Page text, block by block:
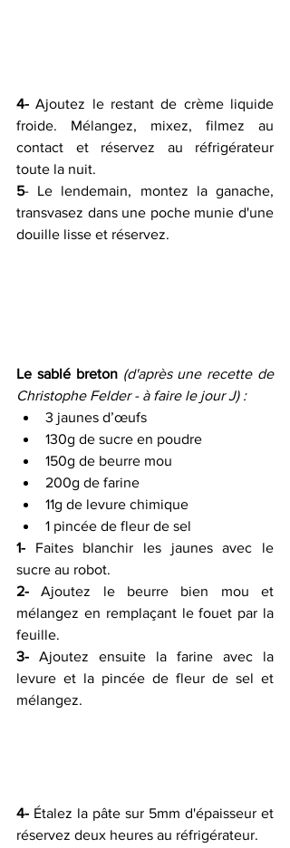
4- Ajoutez le restant de crème liquide
froide. Mélangez, mixez, filmez au
contact et réservez au réfrigérateur
toute la nuit.
5- Le lendemain, montez la ganache,
transvasez dans une poche munie d'une
douille lisse et réservez.
Le sablé breton (d'après une recette de
Christophe Felder - à faire le jour J) :
3 jaunes d’œufs
130g de sucre en poudre
150g de beurre mou
200g de farine
11g de levure chimique
1 pincée de fleur de sel
1- Faites blanchir les jaunes avec le
sucre au robot.
2- Ajoutez le beurre bien mou et
mélangez en remplaçant le fouet par la
feuille.
3- Ajoutez ensuite la farine avec la
levure et la pincée de fleur de sel et
mélangez.
4- Étalez la pâte sur 5mm d'épaisseur et
réservez deux heures au réfrigérateur.